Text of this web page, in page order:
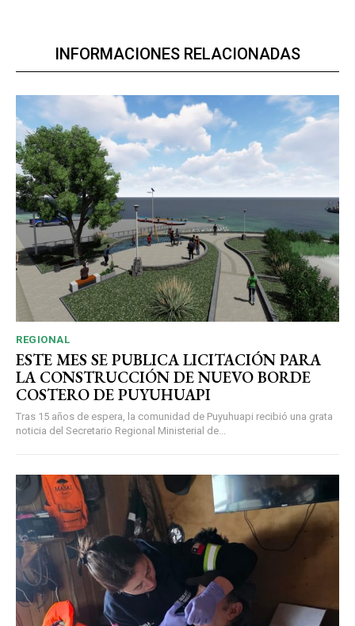
INFORMACIONES RELACIONADAS
REGIONAL
ESTE MES SE PUBLICA LICITACIÓN PARA
LA CONSTRUCCIÓN DE NUEVO BORDE
COSTERO DE PUYUHUAPI
Tras 15 años de espera, la comunidad de Puyuhuapi recibió una grata
noticia del Secretario Regional Ministerial de...